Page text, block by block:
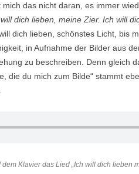
das nicht daran, es immer
dich lieben, meine Zier. Ich will
dich lieben, schönstes Licht, bis
in Aufnahme der Bilder aus
zu beschreiben. Denn gleich
die du mich zum Bilde“ stammt
Klavier das Lied „Ich will dich lieben